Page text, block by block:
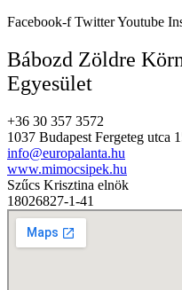
Facebook-f TwitterYoutube
Bábozd Zöldre
Egyesület
+36 30 357 3572
1037 Budapest Fergeteg utca
info@europalanta.hu
www.mimocsipek.hu
Szűcs Krisztina elnök
18026827-1-41